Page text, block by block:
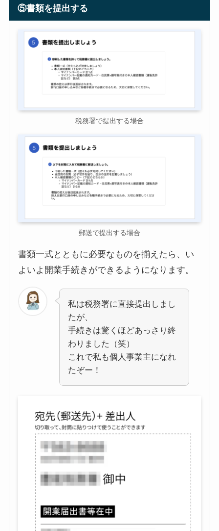
⑤書類を提出する
税務署で提出する場合
郵送で提出する場合
書類一式とともに必要なものを揃えたら、い
よいよ開業手続きができるようになります。
私は税務署に直接提出しまし
たが、
手続きは驚くほどあっさり終
わりました（笑）
これで私も個人事業主になれ
たぞー！